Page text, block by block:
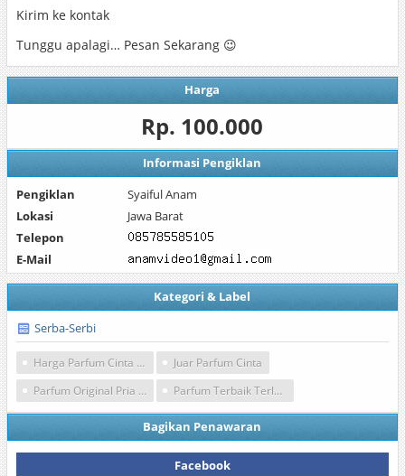
Kirim ke kontak
Tunggu apalagi… Pesan Sekarang 😉
Harga
Rp. 100.000
Informasi Pengiklan
Pengiklan
Syaiful Anam
Lokasi
Jawa Barat
Telepon
E-Mail
Kategori & Label
Serba-Serbi
Harga Parfum Cinta Murah
Juar Parfum Cinta
Parfum Original Pria Wanita
Parfum Terbaik Terlaris
Bagikan Penawaran
Facebook